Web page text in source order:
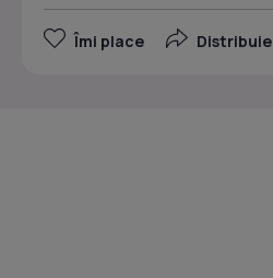
Îmi place Distribuie